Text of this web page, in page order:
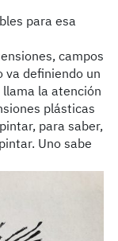
para esa
campos
va definiendo un
la atención
plásticas
para saber,
Uno sabe